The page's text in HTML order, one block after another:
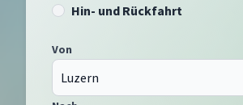
Hin- und Rückfahrt
Von